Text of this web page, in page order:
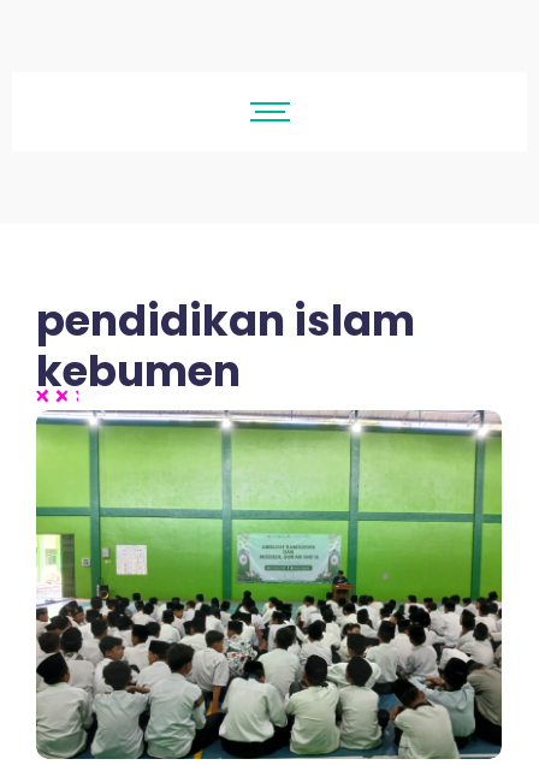
pendidikan islam
kebumen
No Comments